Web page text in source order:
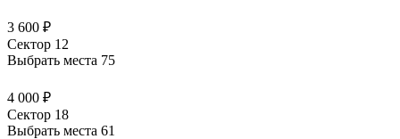
3 600 ₽
Сектор 12
Выбрать места 75
4 000 ₽
Сектор 18
Выбрать места 61